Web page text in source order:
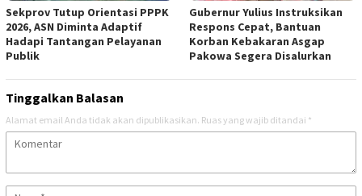
Sekprov Tutup Orientasi PPPK
2026, ASN Diminta Adaptif
Hadapi Tantangan Pelayanan
Publik
Gubernur Yulius Instruksikan
Respons Cepat, Bantuan
Korban Kebakaran Asgap
Pakowa Segera Disalurkan
Tinggalkan Balasan
Alamat email Anda tidak akan dipublikasikan. Ruas yang wajib ditandai *